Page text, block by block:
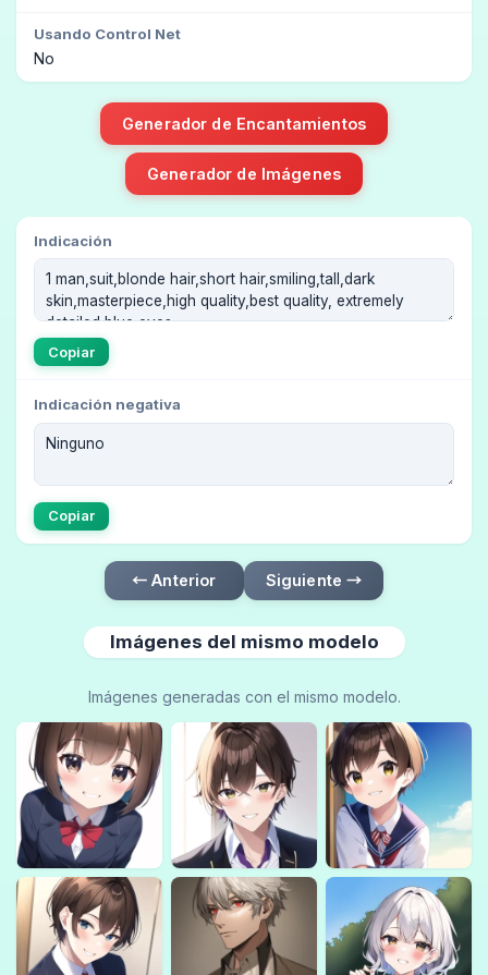
Usando Control Net
No
Generador de Encantamientos
Generador de Imágenes
Indicación
Copiar
Indicación negativa
Copiar
← Anterior Siguiente →
Imágenes del mismo modelo
Imágenes generadas con el mismo modelo.